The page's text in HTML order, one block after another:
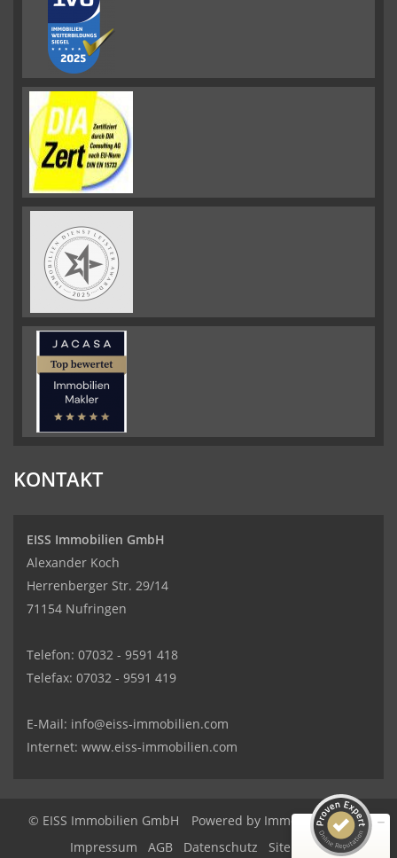
KONTAKT
EISS Immobilien GmbH
Alexander Koch
Herrenberger Str. 29/14
71154 Nufringen
Telefon: 07032 - 9591 418
Telefax: 07032 - 9591 419
E-Mail: info@eiss-immobilien.com
Internet: www.eiss-immobilien.com
© EISS Immobilien GmbH
Powered by Immonia GmbH
Impressum
AGB Datenschutz Sitemap
SEHR GUT
3
Bewertungen auf
96
Bewertungen von 3